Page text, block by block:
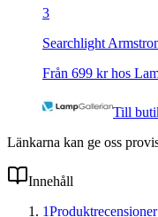
3
Searchlight
Från 699 kr hos
Till
Länkarna kan ge oss
Innehåll
1Produktrecensioner